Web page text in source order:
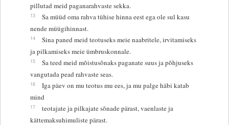
pillutad meid paganarahvaste sekka.
13
Sa müüd oma rahva tühise hinna eest ega ole sul kasu
nende müügihinnast.
14
Sina paned meid teotuseks meie naabritele, irvitamiseks
ja pilkamiseks meie ümbruskonnale.
15
Sa teed meid mõistusõnaks paganate suus ja põhjuseks
vangutada pead rahvaste seas.
16
Iga päev on mu teotus mu ees, ja mu palge häbi katab
mind
17
teotajate ja pilkajate sõnade pärast, vaenlaste ja
kättemaksuhimuliste pärast.